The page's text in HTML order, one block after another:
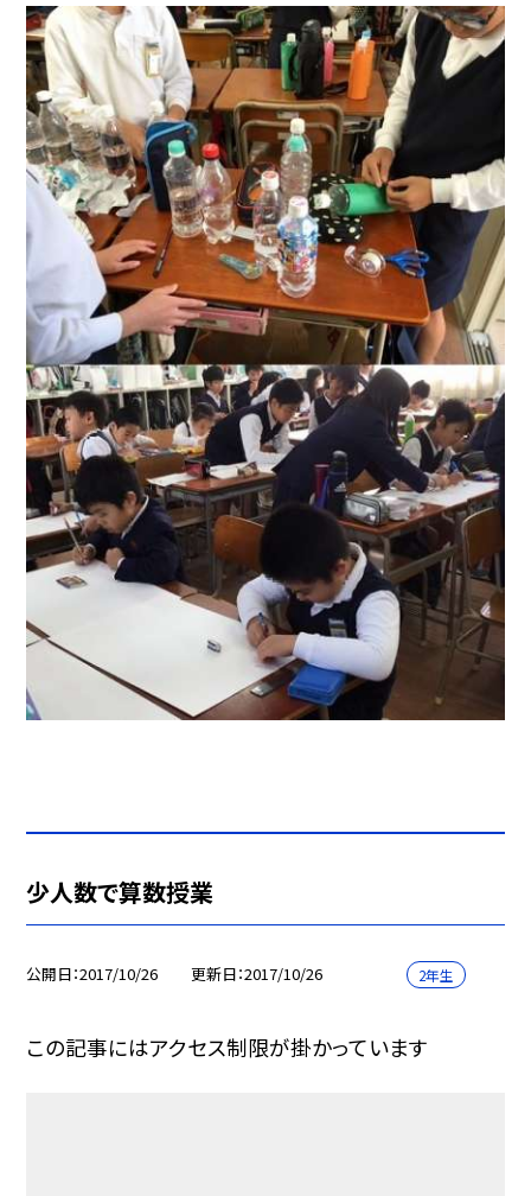
少人数で算数授業
公開日 2017/10/26 更新日 2017/10/26 2年生
この記事にはアクセス制限が掛かっています